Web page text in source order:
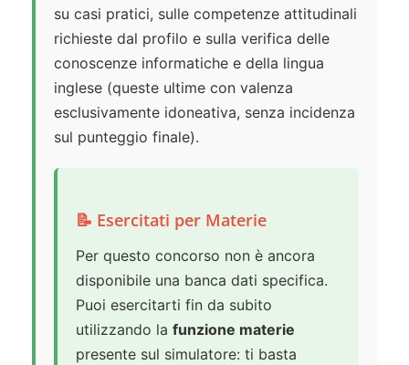
su casi pratici, sulle competenze attitudinali
richieste dal profilo e sulla verifica delle
conoscenze informatiche e della lingua
inglese (queste ultime con valenza
esclusivamente idoneativa, senza incidenza
sul punteggio finale).
📝 Esercitati per Materie
Per questo concorso non è ancora
disponibile una banca dati specifica.
Puoi esercitarti fin da subito
utilizzando la funzione materie
presente sul simulatore: ti basta